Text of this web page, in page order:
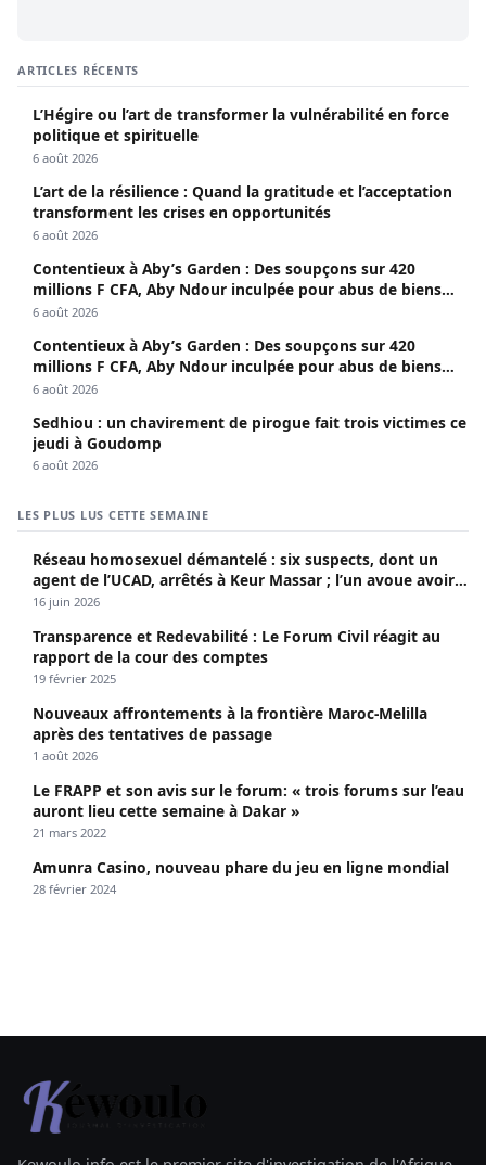
ARTICLES RÉCENTS
L’Hégire ou l’art de transformer la vulnérabilité en force
politique et spirituelle
6 août 2026
L’art de la résilience : Quand la gratitude et l’acceptation
transforment les crises en opportunités
6 août 2026
Contentieux à Aby’s Garden : Des soupçons sur 420
millions F CFA, Aby Ndour inculpée pour abus de biens
sociaux
6 août 2026
Contentieux à Aby’s Garden : Des soupçons sur 420
millions F CFA, Aby Ndour inculpée pour abus de biens
sociaux
6 août 2026
Sedhiou : un chavirement de pirogue fait trois victimes ce
jeudi à Goudomp
6 août 2026
LES PLUS LUS CETTE SEMAINE
Réseau homosexuel démantelé : six suspects, dont un
agent de l’UCAD, arrêtés à Keur Massar ; l’un avoue avoir
propagé le VIH depuis 2018
16 juin 2026
Transparence et Redevabilité : Le Forum Civil réagit au
rapport de la cour des comptes
19 février 2025
Nouveaux affrontements à la frontière Maroc-Melilla
après des tentatives de passage
1 août 2026
Le FRAPP et son avis sur le forum: « trois forums sur l’eau
auront lieu cette semaine à Dakar »
21 mars 2022
Amunra Casino, nouveau phare du jeu en ligne mondial
28 février 2024